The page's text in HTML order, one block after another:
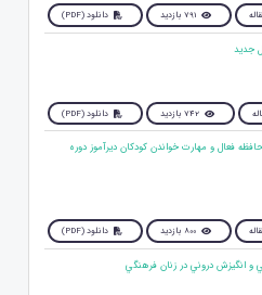
791 بازدید دانلود (PDF)
742 بازدید دانلود (PDF)
فعال و مهارت خواندن کودکان دیرآموز دوره
800 بازدید دانلود (PDF)